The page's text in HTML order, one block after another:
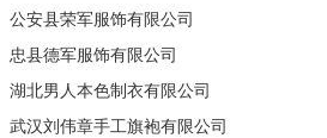
公安县荣军服饰有限公司
忠县德军服饰有限公司
湖北男人本色制衣有限公司
武汉刘伟章手工旗袍有限公司